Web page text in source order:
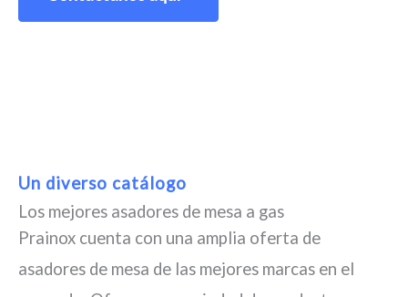
Un diverso catálogo
Los mejores asadores de mesa a gas
Prainox cuenta con una amplia oferta de
asadores de mesa de las mejores marcas en el